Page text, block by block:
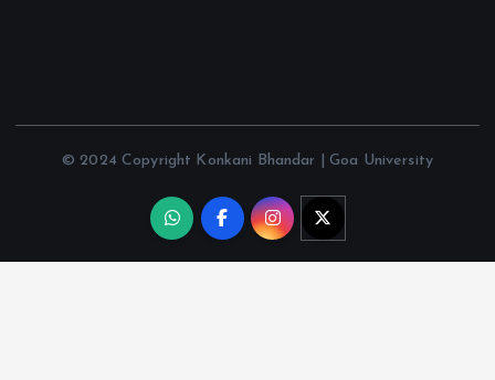
© 2024 Copyright Konkani Bhandar | Goa University